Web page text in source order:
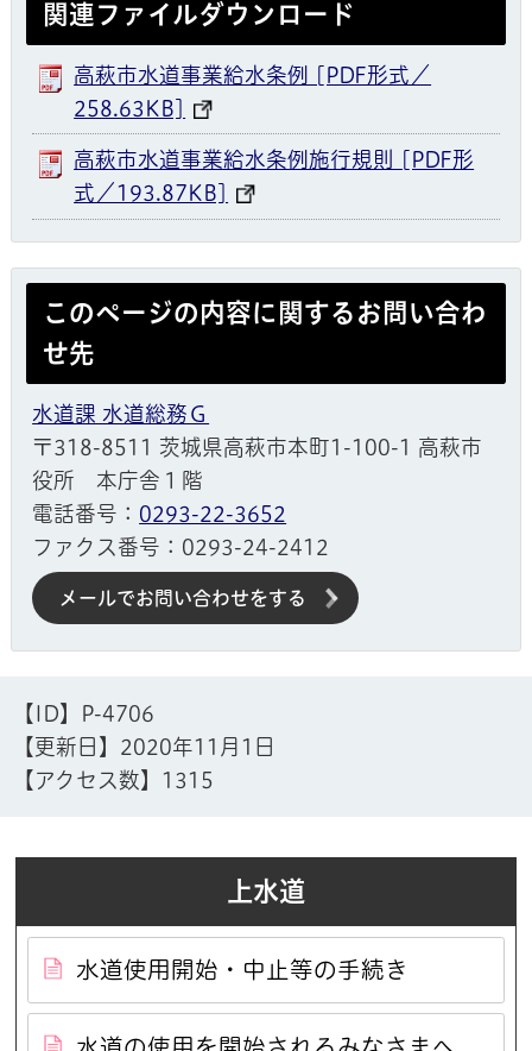
関連ファイルダウンロード
高萩市水道事業給水条例 [PDF形式／
258.63KB]
高萩市水道事業給水条例施行規則 [PDF形
式／193.87KB]
このページの内容に関するお問い合わ
せ先
水道課 水道総務Ｇ
〒318-8511 茨城県高萩市本町1-100-1 高萩市
役所 本庁舎１階
電話番号： 0293-22-3652
ファクス番号：0293-24-2412
メールでお問い合わせをする
【ID】
P-4706
【更新日】 2020年11月1日
【アクセス数】
1315
上水道
水道使用開始・中止等の手続き